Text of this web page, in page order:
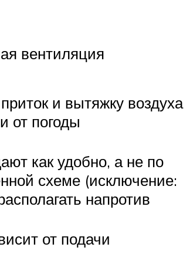
вентиляция
и вытяжку воздуха
от погоды
как удобно, а не по
схеме (исключение:
напротив
от подачи